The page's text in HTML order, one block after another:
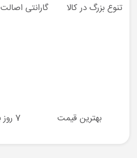
تنوع بزرگ در کالا گارانتی اصالت
بهترین قیمت 7 روز بازگشت کالا